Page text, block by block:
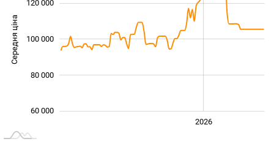
Середня ціна 100 000
60 000
80 000
100 000
120 000
2026